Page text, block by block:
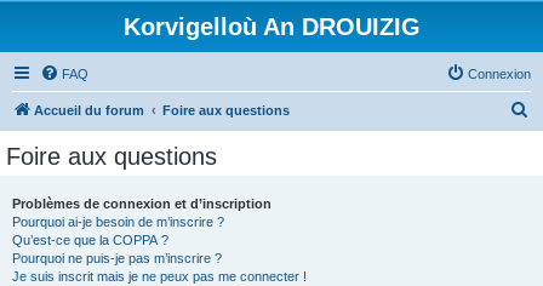
Korvigelloù An DROUIZIG
FAQ Connexion
Accueil du forum Foire aux questions
Foire aux questions
Problèmes de connexion et d’inscription
Pourquoi ai-je besoin de m’inscrire ?
Qu’est-ce que la COPPA ?
Pourquoi ne puis-je pas m’inscrire ?
Je suis inscrit mais je ne peux pas me connecter !